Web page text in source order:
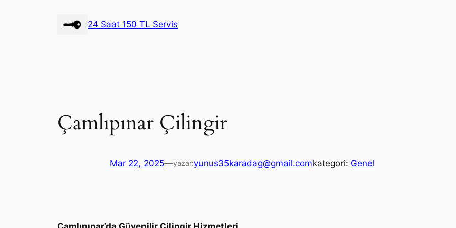
24 Saat 150 TL Servis
Çamlıpınar Çilingir
Mar 22, 2025—yazar:yunus35karadag@gmail.comkategori: Genel